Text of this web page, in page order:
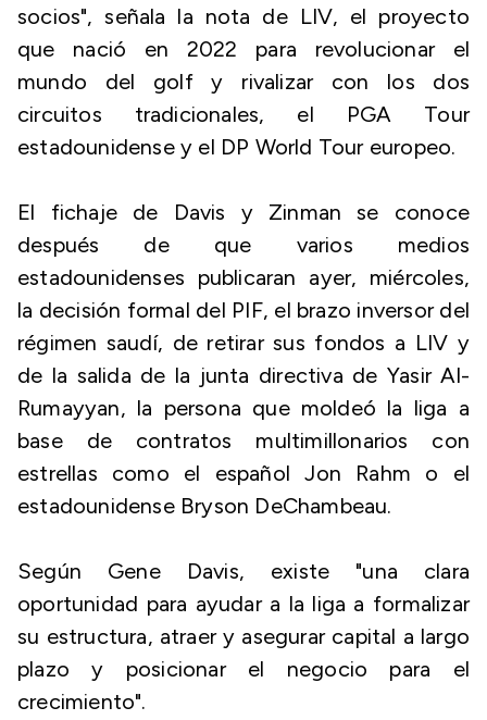
socios", señala la nota de LIV, el proyecto
que nació en 2022 para revolucionar el
mundo del golf y rivalizar con los dos
circuitos tradicionales, el PGA Tour
estadounidense y el DP World Tour europeo.
El fichaje de Davis y Zinman se conoce
después de que varios medios
estadounidenses publicaran ayer, miércoles,
la decisión formal del PIF, el brazo inversor del
régimen saudí, de retirar sus fondos a LIV y
de la salida de la junta directiva de Yasir Al-
Rumayyan, la persona que moldeó la liga a
base de contratos multimillonarios con
estrellas como el español Jon Rahm o el
estadounidense Bryson DeChambeau.
Según Gene Davis, existe "una clara
oportunidad para ayudar a la liga a formalizar
su estructura, atraer y asegurar capital a largo
plazo y posicionar el negocio para el
crecimiento".